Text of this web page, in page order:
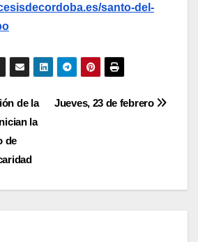
santo-del-
Jueves, 23 de febrero
de la
la
de